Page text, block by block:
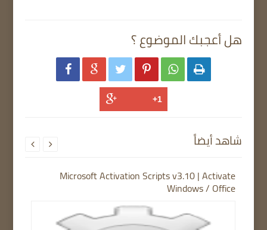
هل أعجبك الموضوع ؟
     
شاهد أيضاً
Microsoft Activation Scripts v3.10 | Activate
Windows / Office
 